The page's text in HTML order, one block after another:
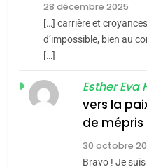
ISRAÉL
FRANCE
28 décembre 2025
[…] carrière et
d’impossible, bien au
[…]
Esther Eva
vers la
de mépris
30 octobre
Bravo ! Je
du
DAFINA
Oeil